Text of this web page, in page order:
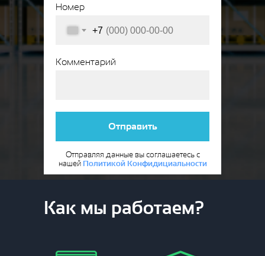
Номер
+7
Комментарий
Отправить
Отправляя данные вы соглашаетесь с
нашей Политикой Конфидициальности
Как мы работаем?